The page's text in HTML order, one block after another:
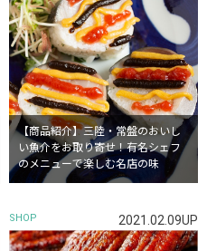
【商品紹介】三陸・常盤のおいし
い魚介をお取り寄せ！有名シェフ
のメニューで楽しむ名店の味
SHOP 2021.02.09UP